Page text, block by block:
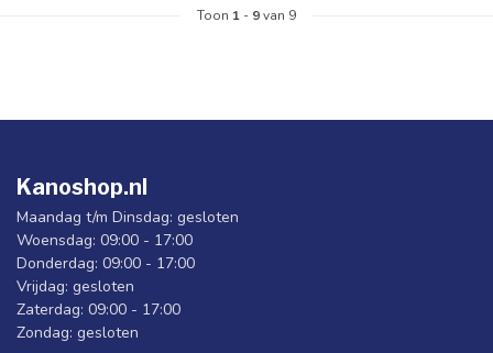
Toon 1 - 9van 9
Kanoshop.nl
Maandag t/m Dinsdag: gesloten
Woensdag: 09:00 - 17:00
Donderdag: 09:00 - 17:00
Vrijdag: gesloten
Zaterdag: 09:00 - 17:00
Zondag: gesloten